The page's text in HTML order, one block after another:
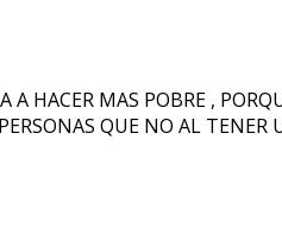
HACER MAS POBRE ,
QUE NO AL TENER